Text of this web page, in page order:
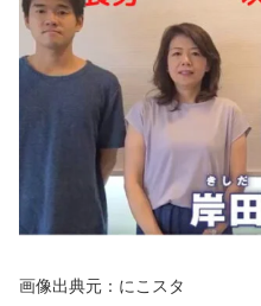
画像出典元：にこスタ